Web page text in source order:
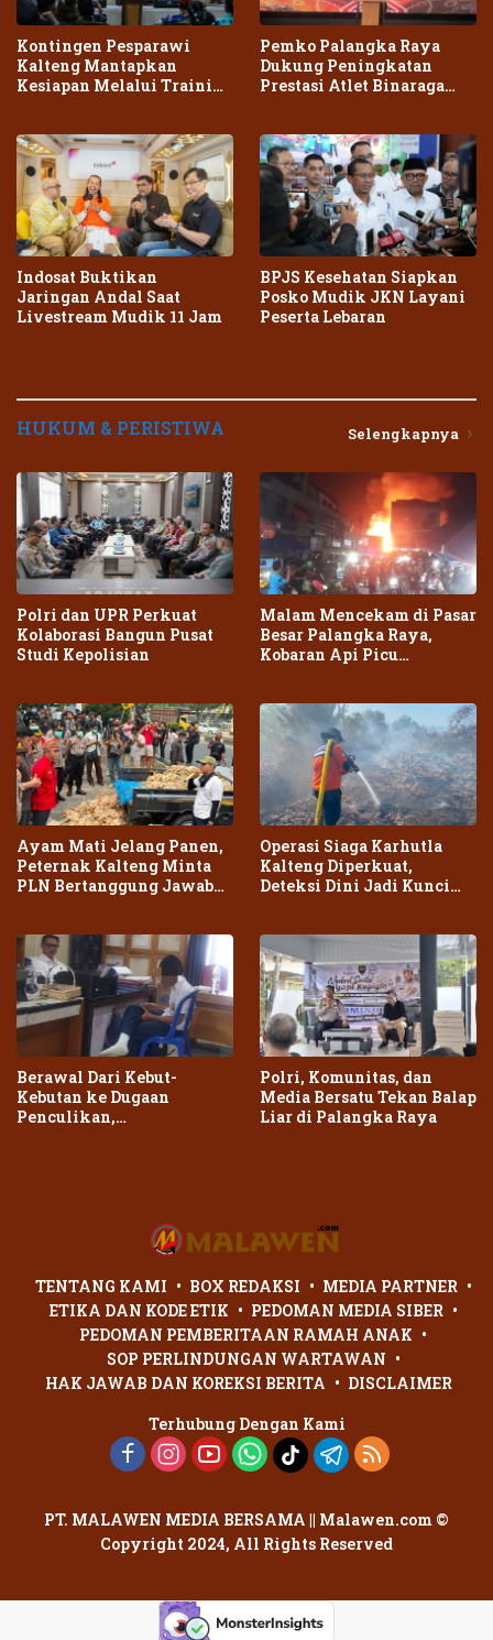
Kontingen Pesparawi
Kalteng Mantapkan
Kesiapan Melalui Training
Pemko Palangka Raya
Dukung Peningkatan
Prestasi Atlet Binaraga
Indosat Buktikan
Jaringan Andal Saat
Livestream Mudik 11 Jam
BPJS Kesehatan Siapkan
Posko Mudik JKN Layani
Peserta Lebaran
HUKUM & PERISTIWA Selengkapnya
Polri dan UPR Perkuat
Kolaborasi Bangun Pusat
Studi Kepolisian
Malam Mencekam di Pasar
Besar Palangka Raya,
Kobaran Api Picu
Ayam Mati Jelang Panen,
Peternak Kalteng Minta
PLN Bertanggung Jawab
Operasi Siaga Karhutla
Kalteng Diperkuat,
Deteksi Dini Jadi Kunci
Berawal Dari Kebut-
Kebutan ke Dugaan
Penculikan,
Polri, Komunitas, dan
Media Bersatu Tekan Balap
Liar di Palangka Raya
TENTANG KAMI BOX REDAKSI
MEDIA PARTNER
ETIKA DAN KODE ETIK
PEDOMAN MEDIA SIBER
PEDOMAN PEMBERITAAN RAMAH ANAK
SOP PERLINDUNGAN WARTAWAN
HAK JAWAB DAN KOREKSI BERITA
DISCLAIMER
Terhubung Dengan Kami
PT. MALAWEN MEDIA BERSAMA || Malawen.com ©
Copyright 2024, All Rights Reserved